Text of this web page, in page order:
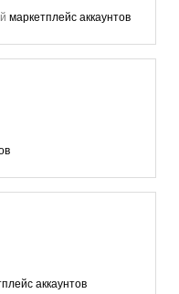
маркетплейс аккаунтов
аккаунтов